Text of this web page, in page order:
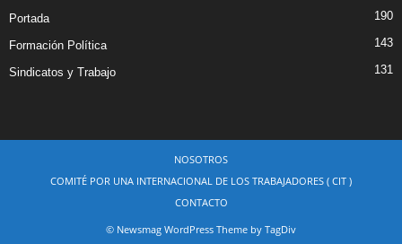
Portada 190
Formación Política 143
Sindicatos y Trabajo 131
NOSOTROS
COMITÉ POR UNA INTERNACIONAL DE LOS TRABAJADORES ( CIT )
CONTACTO
© Newsmag WordPress Theme by TagDiv